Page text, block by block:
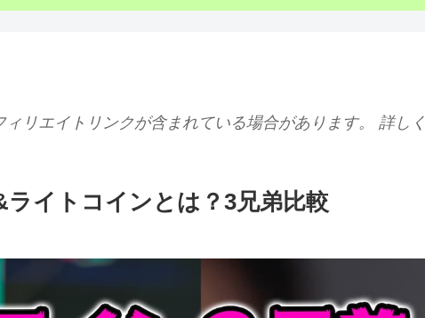
リエイトリンクが含まれている場合があります。 詳しく
イトコインとは？3兄弟比較